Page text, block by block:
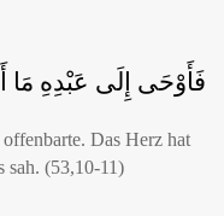
فَأَوْحَى إِلَى عَبْدِهِ مَا
Das Herz hat
sah. (53,10-11)